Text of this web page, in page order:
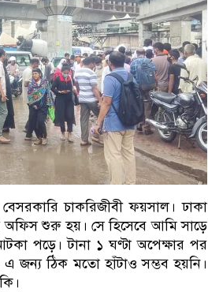
চাকরিজীবী ফয়সাল। ঢাকা
শুরু হয়। সে হিসেবে আমি সাড়ে
পড়ে। টানা ১ ঘণ্টা অপেক্ষার পর
এ জন্য ঠিক মতো হাঁটাও সম্ভব হয়নি।